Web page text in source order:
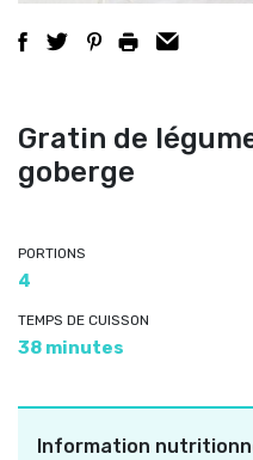
Gratin de
goberge
PORTIONS
4
TEMPS DE CUISSON
38 minutes
Information